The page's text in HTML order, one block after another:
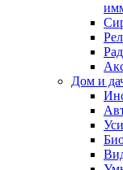
Дом и